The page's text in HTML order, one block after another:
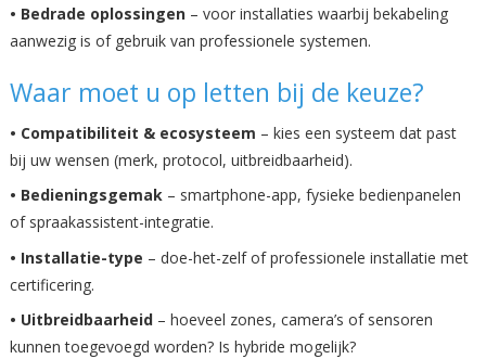
• Bedrade oplossingen– voor installaties waarbij bekabeling
aanwezig is of gebruik van professionele systemen.
Waar moet u op letten bij de keuze?
• Compatibiliteit & ecosysteem – kies een systeem dat past
bij uw wensen (merk, protocol, uitbreidbaarheid).
• Bedieningsgemak– smartphone-app, fysieke bedienpanelen
of spraakassistent-integratie.
• Installatie-type – doe-het-zelf of professionele installatie met
certificering.
• Uitbreidbaarheid– hoeveel zones, camera’s of sensoren
kunnen toegevoegd worden? Is hybride mogelijk?